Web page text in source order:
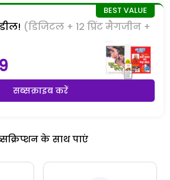
(डिजिटल + 12 प्रिंट मैगजीन +
सब्सक्राइब करें
के साथ पाएं